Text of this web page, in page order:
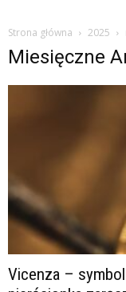
Strona główna 2025
Miesięczne
Vicenza –